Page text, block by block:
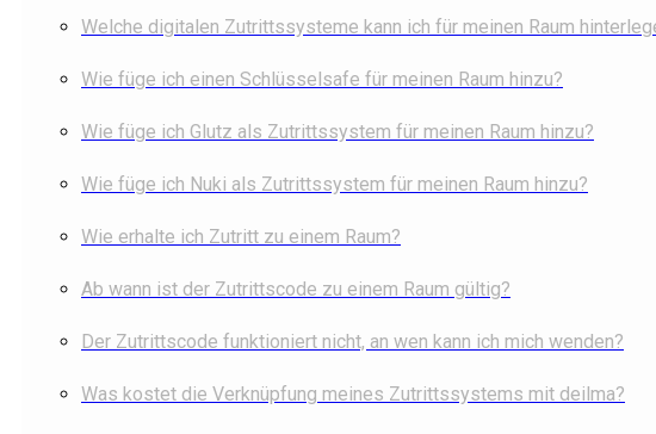
Welche digitalen Zutrittssysteme kann ich für meinen Raum
Wie füge ich einen Schlüsselsafe für meinen Raum hinzu?
Wie füge ich Glutz als Zutrittssystem für meinen Raum hinzu?
Wie füge ich Nuki als Zutrittssystem für meinen Raum hinzu?
Wie erhalte ich Zutritt zu einem Raum?
Ab wann ist der Zutrittscode zu einem Raum gültig?
Der Zutrittscode funktioniert nicht, an wen kann ich mich wenden?
Was kostet die Verknüpfung meines Zutrittssystems mit deilma?